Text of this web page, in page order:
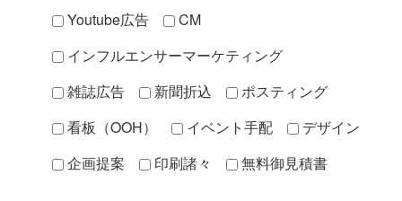
Youtube広告
CM
インフルエンサーマーケティング
雑誌広告
新聞折込
ポスティング
看板（OOH）
イベント手配
デザイン
企画提案
印刷諸々 無料御見積書